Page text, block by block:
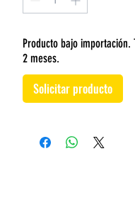
Producto bajo
2 meses.
Solicitar producto